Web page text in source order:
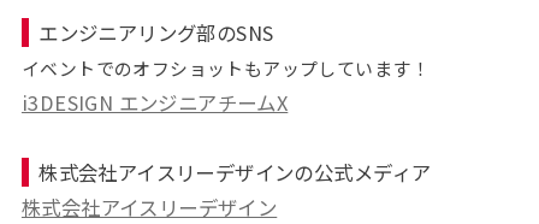
エンジニアリング部のSNS
イベントでのオフショットもアップしています！
i3DESIGN エンジニアチームX
株式会社アイスリーデザインの公式メディア
株式会社アイスリーデザイン